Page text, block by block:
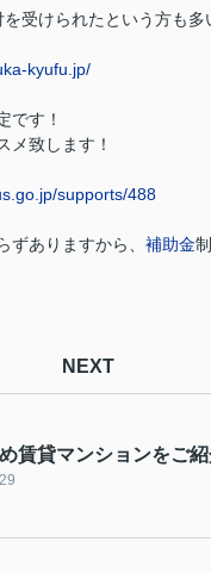
受けられたという方も多
kyufu.jp/
です！
メ致します！
supports/488
ずありますから、 補助金
NEXT
賃貸マンションをご